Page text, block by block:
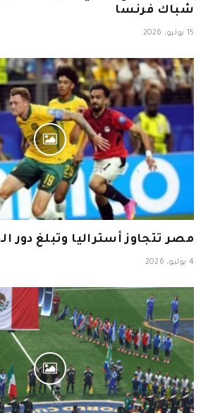
شباك فرنسا
15 يوليو، 2026
مصر تتجاوز أستراليا وتبلغ دور الـ16
4 يوليو، 2026